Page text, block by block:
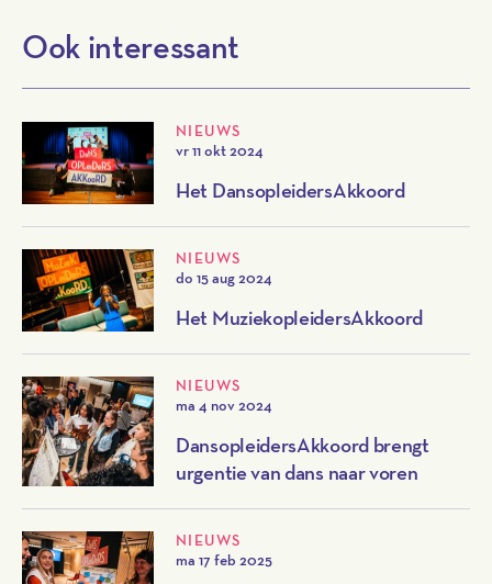
Ook interessant
NIEUWS
vr 11 okt 2024
Het DansopleidersAkkoord
NIEUWS
do 15 aug 2024
Het MuziekopleidersAkkoord
NIEUWS
ma 4 nov 2024
DansopleidersAkkoord brengt
urgentie van dans naar voren
NIEUWS
ma 17 feb 2025